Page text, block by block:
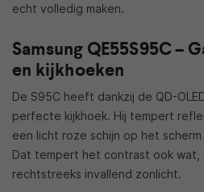
echt volledig maken.
Samsung QE55S95C –
en kijkhoeken
De S95C heeft dankzij de QD-
perfecte kijkhoek. Hij tempert
een licht roze schijn op het
Dat tempert het contrast ook wat,
rechtstreeks invallend zonlicht.